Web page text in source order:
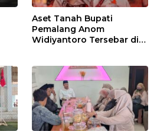
Aset Tanah Bupati
Pemalang Anom
Widiyantoro Tersebar di